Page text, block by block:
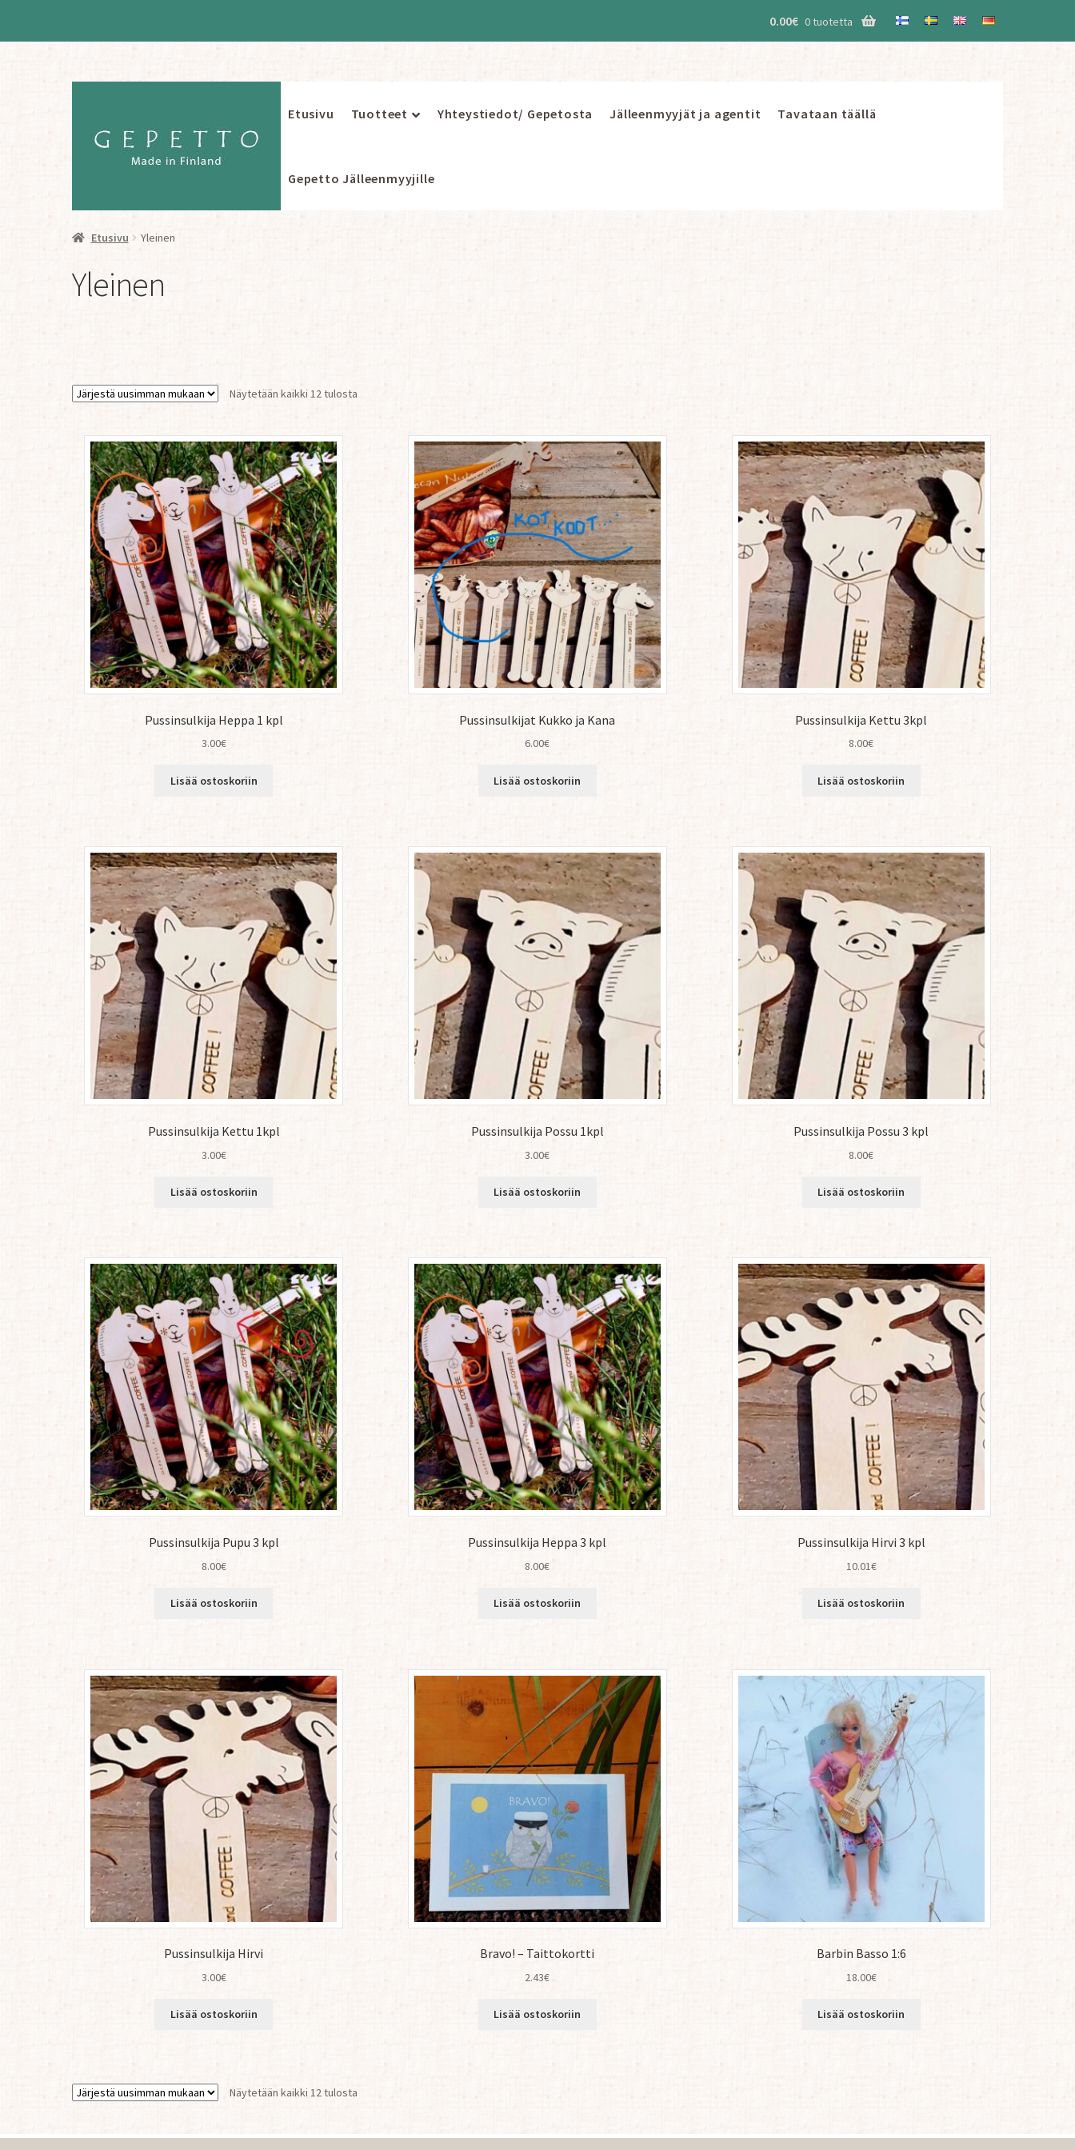
0.00€ 0 tuotetta
Siirry
Siirry
Etusivu Tuotteet Yhteystiedot/ Gepetosta Jälleenmyyjät ja agentit Tavataan täällä
Gepetto Jälleenmyyjille
Etusivu Yleinen
Yleinen
Näytetään kaikki 12 tulosta
Pussinsulkija Heppa 1 kpl
3.00€
Lisää ostoskoriin
Pussinsulkijat Kukko ja Kana
6.00€
Lisää ostoskoriin
Pussinsulkija Kettu 3kpl
8.00€
Lisää ostoskoriin
Pussinsulkija Kettu 1kpl
3.00€
Lisää ostoskoriin
Pussinsulkija Possu 1kpl
3.00€
Lisää ostoskoriin
Pussinsulkija Possu 3 kpl
8.00€
Lisää ostoskoriin
Pussinsulkija Pupu 3 kpl
8.00€
Lisää ostoskoriin
Pussinsulkija Heppa 3 kpl
8.00€
Lisää ostoskoriin
Pussinsulkija Hirvi 3 kpl
10.01€
Lisää ostoskoriin
Pussinsulkija Hirvi
3.00€
Lisää ostoskoriin
Bravo! – Taittokortti
2.43€
Lisää ostoskoriin
Barbin Basso 1:6
18.00€
Lisää ostoskoriin
Näytetään kaikki 12 tulosta